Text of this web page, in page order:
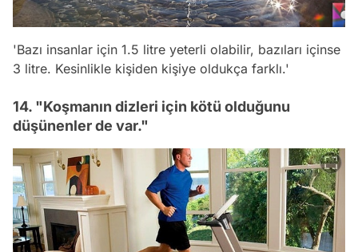
'Bazı insanlar için 1.5 litre yeterli olabilir, bazıları içinse
3 litre. Kesinlikle kişiden kişiye oldukça farklı.'
14. "Koşmanın dizleri için kötü olduğunu
düşünenler de var."